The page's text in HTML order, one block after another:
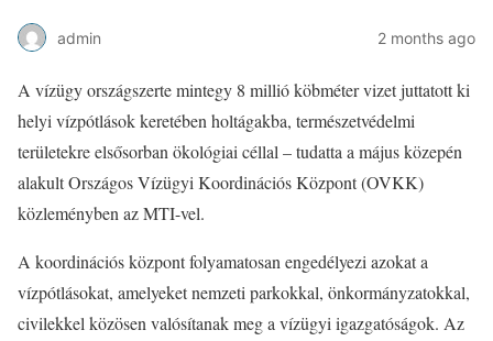
admin 2 months ago
A vízügy országszerte mintegy 8 millió köbméter vizet juttatott ki
helyi vízpótlások keretében holtágakba, természetvédelmi
területekre elsősorban ökológiai céllal – tudatta a május közepén
alakult Országos Vízügyi Koordinációs Központ (OVKK)
közleményben az MTI-vel.
A koordinációs központ folyamatosan engedélyezi azokat a
vízpótlásokat, amelyeket nemzeti parkokkal, önkormányzatokkal,
civilekkel közösen valósítanak meg a vízügyi igazgatóságok. Az